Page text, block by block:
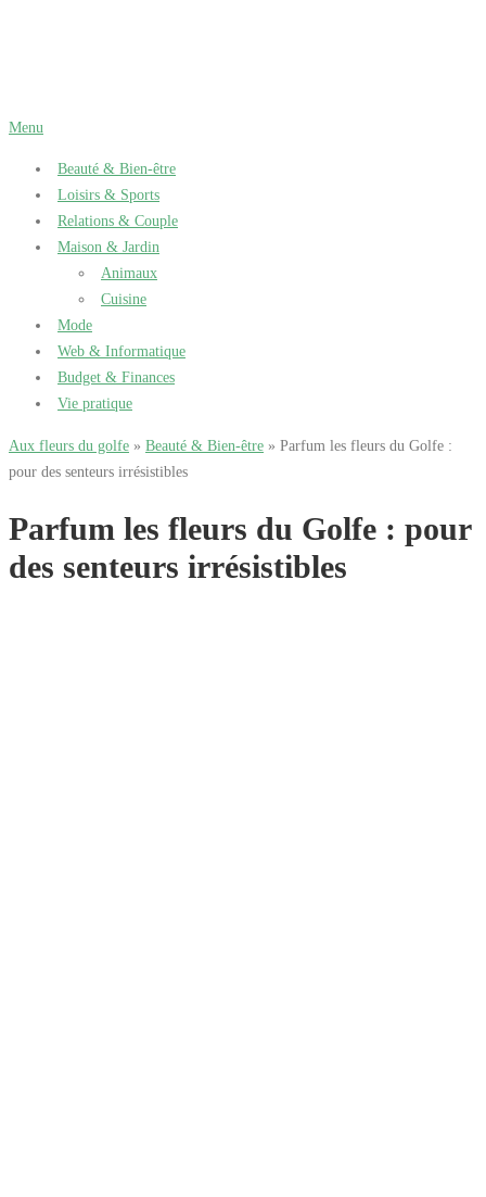
Menu
Beauté & Bien-être
Loisirs & Sports
Relations & Couple
Maison & Jardin
Animaux
Cuisine
Mode
Web & Informatique
Budget & Finances
Vie pratique
Aux fleurs du golfe » Beauté & Bien-être » Parfum les fleurs du Golfe :
pour des senteurs irrésistibles
Parfum les fleurs du Golfe : pour
des senteurs irrésistibles